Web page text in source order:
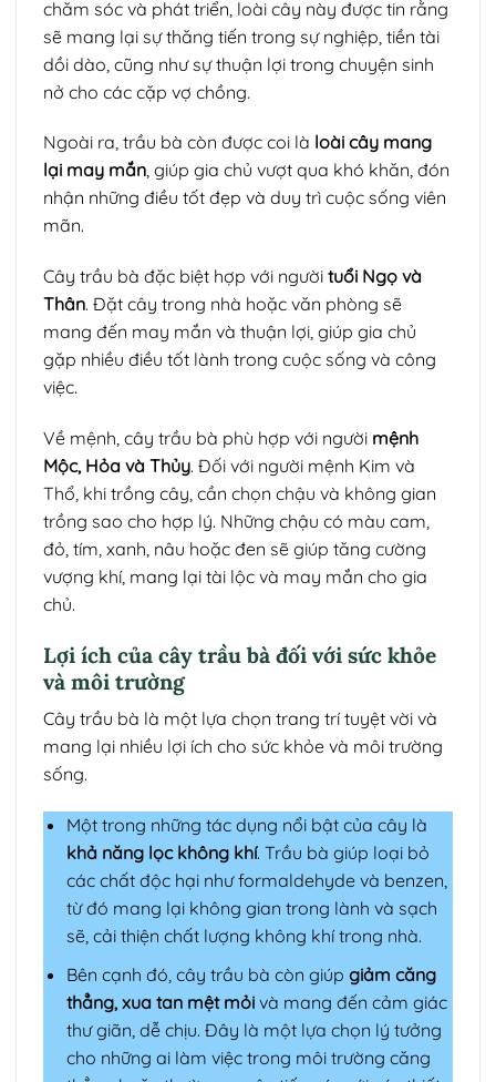
chăm sóc và phát triển, loài cây này được tin rằng
sẽ mang lại sự thăng tiến trong sự nghiệp, tiền tài
dồi dào, cũng như sự thuận lợi trong chuyện sinh
nở cho các cặp vợ chồng.
Ngoài ra, trầu bà còn được coi là loài cây mang
lại may mắn, giúp gia chủ vượt qua khó khăn, đón
nhận những điều tốt đẹp và duy trì cuộc sống viên
mãn.
Cây trầu bà đặc biệt hợp với người tuổi Ngọ và
Thân. Đặt cây trong nhà hoặc văn phòng sẽ
mang đến may mắn và thuận lợi, giúp gia chủ
gặp nhiều điều tốt lành trong cuộc sống và công
việc.
Về mệnh, cây trầu bà phù hợp với người mệnh
Mộc, Hỏa và Thủy. Đối với người mệnh Kim và
Thổ, khi trồng cây, cần chọn chậu và không gian
trồng sao cho hợp lý. Những chậu có màu cam,
đỏ, tím, xanh, nâu hoặc đen sẽ giúp tăng cường
vượng khí, mang lại tài lộc và may mắn cho gia
chủ.
Lợi ích của cây trầu bà đối với sức khỏe
và môi trường
Cây trầu bà là một lựa chọn trang trí tuyệt vời và
mang lại nhiều lợi ích cho sức khỏe và môi trường
sống.
Một trong những tác dụng nổi bật của cây là
khả năng lọc không khí. Trầu bà giúp loại bỏ
các chất độc hại như formaldehyde và benzen,
từ đó mang lại không gian trong lành và sạch
sẽ, cải thiện chất lượng không khí trong nhà.
Bên cạnh đó, cây trầu bà còn giúp giảm căng
thẳng, xua tan mệt mỏivà mang đến cảm giác
thư giãn, dễ chịu. Đây là một lựa chọn lý tưởng
cho những ai làm việc trong môi trường căng